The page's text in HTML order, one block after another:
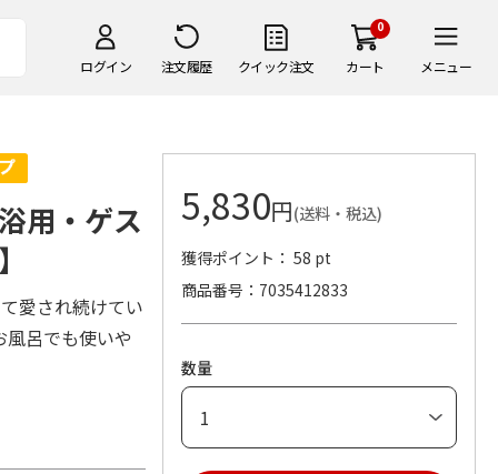
ログイン 注文履歴 クイック注文
0
カート メニュー
用・ゲス
愛され続けてい
呂でも使いや
5,830円(送料・税込)
獲得ポイント： 58 pt
商品番号
7035412833
数量